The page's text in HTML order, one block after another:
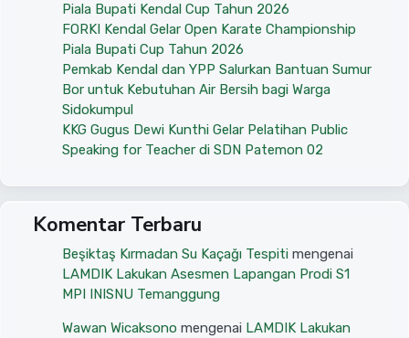
Piala Bupati Kendal Cup Tahun 2026
FORKI Kendal Gelar Open Karate Championship
Piala Bupati Cup Tahun 2026
Pemkab Kendal dan YPP Salurkan Bantuan Sumur
Bor untuk Kebutuhan Air Bersih bagi Warga
Sidokumpul
KKG Gugus Dewi Kunthi Gelar Pelatihan Public
Speaking for Teacher di SDN Patemon 02
Komentar Terbaru
Beşiktaş Kırmadan Su Kaçağı Tespiti mengenai
LAMDIK Lakukan Asesmen Lapangan Prodi S1
MPI INISNU Temanggung
Wawan Wicaksono mengenai LAMDIK Lakukan